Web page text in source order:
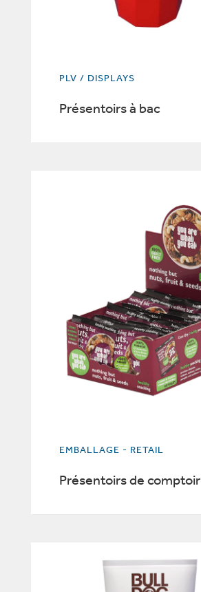
PLV / DISPLAYS
Présentoirs à bac
EMBALLAGE - RETAIL
Présentoirs de comptoir